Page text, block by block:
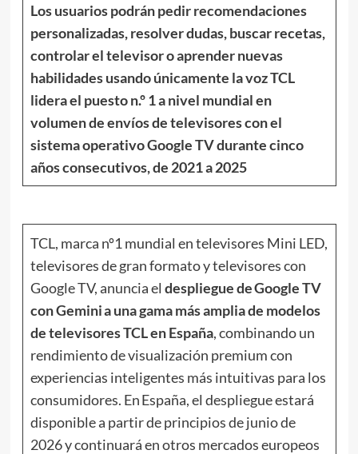
Los usuarios podrán pedir recomendaciones
personalizadas, resolver dudas, buscar recetas,
controlar el televisor o aprender nuevas
habilidades usando únicamente la voz TCL
lidera el puesto n.º 1 a nivel mundial en
volumen de envíos de televisores con el
sistema operativo Google TV durante cinco
años consecutivos, de 2021 a 2025
TCL, marca nº1 mundial en televisores Mini LED,
televisores de gran formato y televisores con
Google TV, anuncia el despliegue de Google TV
con Gemini a una gama más amplia de modelos
de televisores TCL en España, combinando un
rendimiento de visualización premium con
experiencias inteligentes más intuitivas para los
consumidores. En España, el despliegue estará
disponible a partir de principios de junio de
2026 y continuará en otros mercados europeos